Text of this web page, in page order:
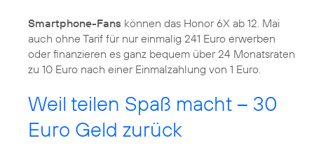
Smartphone-Fans können das Honor 6X ab 12. Mai
auch ohne Tarif für nur einmalig 241 Euro erwerben
oder finanzieren es ganz bequem über 24 Monatsraten
zu 10 Euro nach einer Einmalzahlung von 1 Euro.
Weil teilen Spaß macht – 30
Euro Geld zurück